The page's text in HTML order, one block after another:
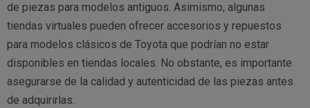
de piezas para modelos antiguos. Asimismo, algunas
tiendas virtuales pueden ofrecer accesorios y repuestos
para modelos clásicos de Toyota que podrían no estar
disponibles en tiendas locales. No obstante, es importante
asegurarse de la calidad y autenticidad de las piezas antes
de adquirirlas.